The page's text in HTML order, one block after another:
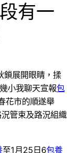
有一
鎖展開眼睛，揉
小我聊天宣報包
花市的順遂舉
管束及路況組織
至1月25日6包養